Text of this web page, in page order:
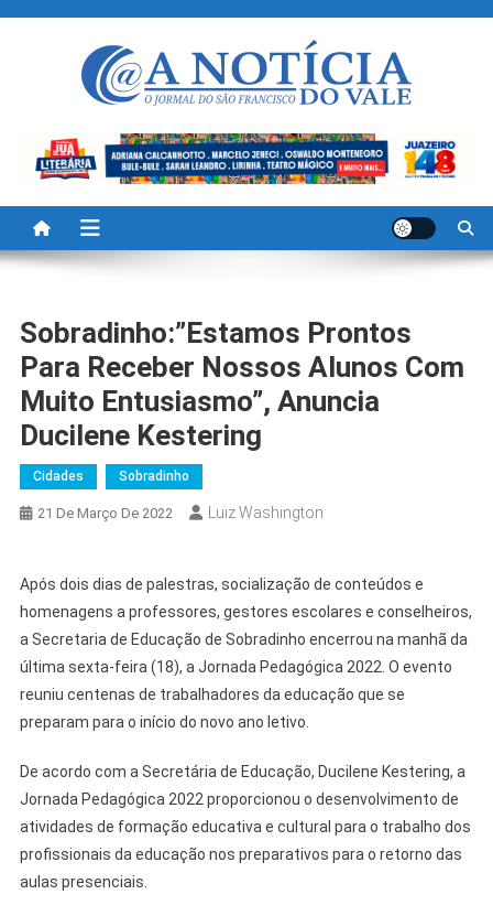
A Noticia Do Vale
Sobradinho:”Estamos Prontos
Para Receber Nossos Alunos Com
Muito Entusiasmo”, Anuncia
Ducilene Kestering
Cidades Sobradinho
21 De Março De 2022 Luiz Washington
Após dois dias de palestras, socialização de conteúdos e
homenagens a professores, gestores escolares e conselheiros,
a Secretaria de Educação de Sobradinho encerrou na manhã da
última sexta-feira (18), a Jornada Pedagógica 2022. O evento
reuniu centenas de trabalhadores da educação que se
preparam para o início do novo ano letivo.
De acordo com a Secretária de Educação, Ducilene Kestering, a
Jornada Pedagógica 2022 proporcionou o desenvolvimento de
atividades de formação educativa e cultural para o trabalho dos
profissionais da educação nos preparativos para o retorno das
aulas presenciais.